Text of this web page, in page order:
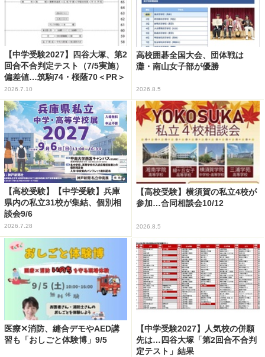
【中学受験2027】四谷大塚、第2
回合不合判定テスト（7/5実施）
偏差値…筑駒74・桜蔭70＜PR＞
2026.7.10
高校囲碁全国大会、団体戦は
灘・南山女子部が優勝
2026.8.5
【高校受験】【中学受験】兵庫
県内の私立31校が集結、個別相
談会9/6
2026.7.28
【高校受験】横須賀の私立4校が
参加…合同相談会10/12
2026.8.5
医療✕消防、縫合デモやAED講
習も「おしごと体験博」9/5
【中学受験2027】人気校の併願
先は…四谷大塚「第2回合不合判
定テスト」結果